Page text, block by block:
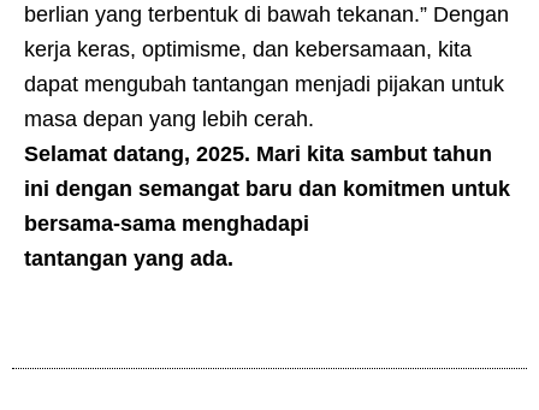
berlian yang terbentuk di bawah tekanan.” Dengan
kerja keras, optimisme, dan kebersamaan, kita
dapat mengubah tantangan menjadi pijakan untuk
masa depan yang lebih cerah.
Selamat datang, 2025. Mari kita sambut tahun
ini dengan semangat baru dan komitmen untuk
bersama-sama menghadapi
tantangan yang ada.